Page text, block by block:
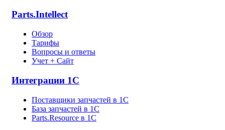
Parts.Intellect
Обзор
Тарифы
Вопросы и ответы
Учет + Сайт
Интеграции 1С
Поставщики запчастей в 1C
База запчастей в 1С
Parts.Resource в 1C